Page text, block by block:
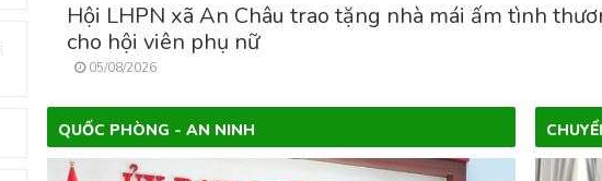
Hội LHPN xã An Châu trao tặng nhà mái ấm tình
cho hội viên phụ nữ
05/08/2026
QUỐC PHÒNG - AN NINH